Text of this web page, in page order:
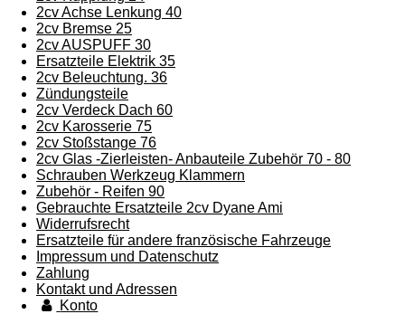
2cv Achse Lenkung 40
2cv Bremse 25
2cv AUSPUFF 30
Ersatzteile Elektrik 35
2cv Beleuchtung. 36
Zündungsteile
2cv Verdeck Dach 60
2cv Karosserie 75
2cv Stoßstange 76
2cv Glas -Zierleisten- Anbauteile Zubehör 70 - 80
Schrauben Werkzeug Klammern
Zubehör - Reifen 90
Gebrauchte Ersatzteile 2cv Dyane Ami
Widerrufsrecht
Ersatzteile für andere französische Fahrzeuge
Impressum und Datenschutz
Zahlung
Kontakt und Adressen
Konto